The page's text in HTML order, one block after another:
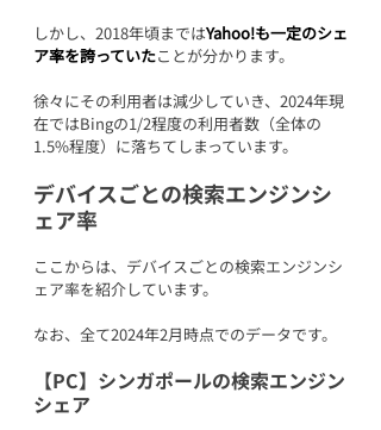
しかし、2018年頃まではYahoo!も一定のシェ
ア率を誇っていたことが分かります。
徐々にその利用者は減少していき、2024年現
在ではBingの1/2程度の利用者数（全体の
1.5%程度）に落ちてしまっています。
デバイスごとの検索エンジンシ
ェア率
ここからは、デバイスごとの検索エンジンシ
ェア率を紹介しています。
なお、全て2024年2月時点でのデータです。
【PC】シンガポールの検索エンジン
シェア